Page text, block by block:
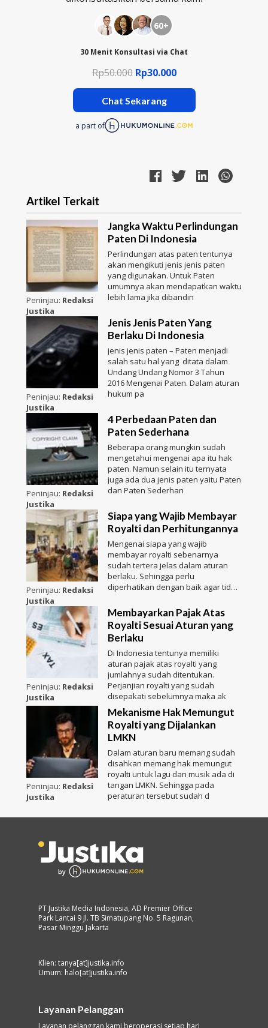
60+
30 Menit Konsultasi via Chat
Rp50.000 Rp30.000
Chat Sekarang
a part of
Artikel Terkait
Peninjau: Redaksi
Justika
Jangka Waktu Perlindungan
Paten Di Indonesia
Perlindungan atas paten tentunya
akan mengikuti jenis jenis paten
yang digunakan. Untuk Paten
umumnya akan mendapatkan waktu
lebih lama jika dibandin
Peninjau: Redaksi
Justika
Jenis Jenis Paten Yang
Berlaku Di Indonesia
jenis jenis paten – Paten menjadi
salah satu hal yang ditata dalam
Undang Undang Nomor 3 Tahun
2016 Mengenai Paten. Dalam aturan
hukum pa
Peninjau: Redaksi
Justika
4 Perbedaan Paten dan
Paten Sederhana
Beberapa orang mungkin sudah
mengetahui mengenai apa itu hak
paten. Namun selain itu ternyata
juga ada dua jenis paten yaitu Paten
dan Paten Sederhan
Peninjau: Redaksi
Justika
Siapa yang Wajib Membayar
Royalti dan Perhitungannya
Mengenai siapa yang wajib
membayar royalti sebenarnya
sudah tertera jelas dalam aturan
berlaku. Sehingga perlu
diperhatikan dengan baik agar tidak
Peninjau: Redaksi
Justika
Membayarkan Pajak Atas
Royalti Sesuai Aturan yang
Berlaku
Di Indonesia tentunya memiliki
aturan pajak atas royalti yang
jumlahnya sudah ditentukan.
Perjanjian royalti yang sudah
disepakati sebelumnya maka ak
Peninjau: Redaksi
Justika
Mekanisme Hak Memungut
Royalti yang Dijalankan
LMKN
Dalam aturan baru memang sudah
disahkan memang hak memungut
royalti untuk lagu dan musik ada di
tangan LMKN. Sehingga pada
peraturan tersebut sudah d
PT Justika Media Indonesia, AD Premier Office
Park Lantai 9 Jl. TB Simatupang No. 5 Ragunan,
Pasar Minggu Jakarta
Klien: tanya[at]justika.info
Umum: halo[at]justika.info
Layanan Pelanggan
Layanan pelanggan kami beroperasi setiap hari